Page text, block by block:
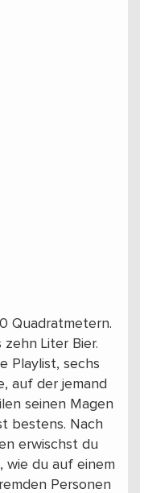
Quadratmetern.
Liter Bier.
Playlist, sechs
auf der jemand
seinen Magen
bestens. Nach
erwischst du
wie du auf einem
Personen